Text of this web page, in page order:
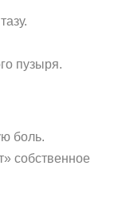
пузыря.
боль.
собственное